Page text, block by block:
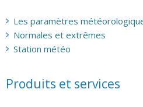
Les paramètres
Normales et extrêmes
Station météo
Produits et services